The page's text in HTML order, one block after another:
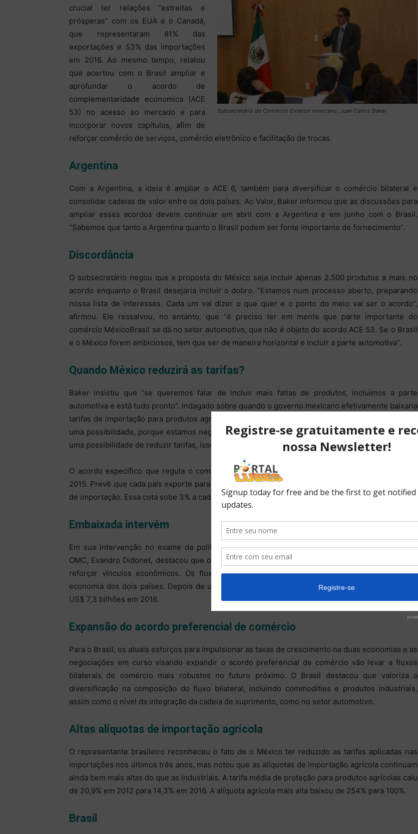
Subsecretário de Comércio Exterior mexicano, Juan Carlos Baker
crucial ter relações “estreitas e
prósperas” com os EUA e o Canadá,
que representaram 81% das
exportações e 53% das importações
em 2016. Ao mesmo tempo, relatou
que acertou com o Brasil ampliar e
aprofundar o acordo de
complementaridade economica (ACE
53) no acesso ao mercado e para
incorporar novos capítulos, afim de
reforçar comércio de serviços, comércio eletrônico e facilitação de trocas.
Argentina
Com a Argentina, a ideia é ampliar o ACE 6, também para diversificar o comércio bilateral e
consolidar cadeias de valor entre os dois países. Ao Valor, Baker informou que as discussões para
ampliar esses acordos devem continuar em abril com a Argentina e em junho com o Brasil.
“Sabemos que tanto a Argentina quanto o Brasil podem ser fonte importante de fornecimento”.
Discordância
O subsecretário negou que a proposta do México seja incluir apenas 2.500 produtos a mais no
acordo enquanto o Brasil desejaria incluir o dobro. “Estamos num processo aberto, preparando
nossa lista de interesses. Cada um vai dizer o que quer e o ponto do meio vai ser o acordo”,
afirmou. Ele ressalvou, no entanto, que “é preciso ter em mente que parte importante do
comércio México­Brasil se dá no setor automotivo, que não é objeto do acordo ACE 53. Se o Brasil
e o México forem ambiciosos, tem que ser de maneira horizontal e incluir a parte automotiva”.
Quando México reduzirá as tarifas?
Baker insistiu que “se queremos falar de incluir mais fatias de produtos, incluímos a parte
automotiva e está tudo pronto”. Indagado sobre quando o governo mexicano efetivamente baixaria
tarifas de importação para produtos agrícolas dos dois países, o subsecretário disse que “essa é
uma possibilidade, porque estamos negociando. Não é uma garantia, e não vai ser grátis. Mas há
uma possibilidade de reduzir tarifas, isso é claro”.
O acordo específico que regula o comércio automotivo entre Brasil e México foi renovado em
2015. Prevê que cada país exporte para o outro até US$ 1,56 bilhão, sem o pagamento de alíquota
de importação. Essa cota sobe 3% a cada ano. O acordo tem validade até 2019.
Embaixada intervém
Em sua intervenção no exame da política comercial mexicana, o embaixador do Brasil junto à
OMC, Evandro Didonet, destacou que o Brasil está comprometido a trabalhar com o México para
reforçar vínculos econômicos. Os fluxos comerciais não estão em linha com o tamanho da
economia dos dois países. Depois de um pico de US$ 10 bilhões, o comércio bilateral caiu para
US$ 7,3 bilhões em 2016.
Expansão do acordo preferencial de comércio
Para o Brasil, os atuais esforços para impulsionar as taxas de crescimento na duas economias e as
negociações em curso visando expandir o acordo preferencial de comércio vão levar a fluxos
bilaterais de comércio mais robustos no futuro próximo. O Brasil destacou que valoriza a
diversificação na composição do fluxo bilateral, incluindo commodities e produtos industriais,
assim como o nível da integração da cadeia de suprimento, como no setor automotivo.
Altas alíquotas de importação agrícola
O representante brasileiro reconheceu o fato de o México ter reduzido as tarifas aplicadas nas
importações nos últimos três anos, mas notou que as alíquotas de importação agrícola continuam
ainda bem mais altas do que as industriais. A tarifa média de proteção para produtos agrícolas caiu
de 20,9% em 2012 para 14,3% em 2016. A alíquota agrícola mais alta baixou de 254% para 100%.
Brasil